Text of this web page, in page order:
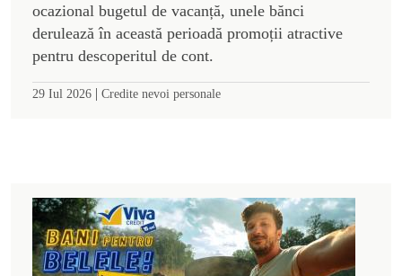
ocazional bugetul de vacanță, unele bănci
derulează în această perioadă promoții atractive
pentru descoperitul de cont.
29 Iul 2026 | Credite nevoi personale